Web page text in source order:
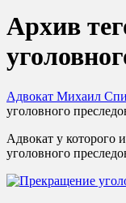
Архив
Адвокат Михаил
уголовного
Адвокат у которого
уголовного